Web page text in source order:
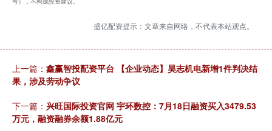
盛亿配资提示：文章来自网络，不代表本站观点。
上一篇： 鑫赢智投配资平台 【企业动态】昊志机电新增1件判决结
果，涉及劳动争议
下一篇： 兴旺国际投资官网 宇环数控：7月18日融资买入3479.53
万元，融资融券余额1.88亿元